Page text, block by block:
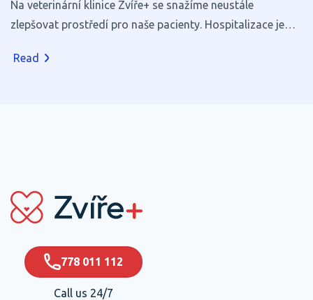
Na veterinární klinice Zvíře+ se snažíme neustále
zlepšovat prostředí pro naše pacienty. Hospitalizace je
maličkosti mohou výrazně přispět k jejich pohodlí a
Read
778 011 112
Call us 24/7